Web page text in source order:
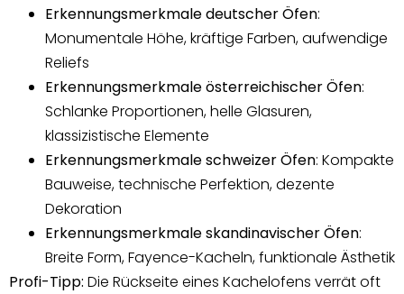
Erkennungsmerkmale deutscher Öfen:
Monumentale Höhe, kräftige Farben, aufwendige
Reliefs
Erkennungsmerkmale österreichischer Öfen:
Schlanke Proportionen, helle Glasuren,
klassizistische Elemente
Erkennungsmerkmale schweizer Öfen: Kompakte
Bauweise, technische Perfektion, dezente
Dekoration
Erkennungsmerkmale skandinavischer Öfen:
Breite Form, Fayence-Kacheln, funktionale Ästhetik
Profi-Tipp: Die Rückseite eines Kachelofens verrät oft